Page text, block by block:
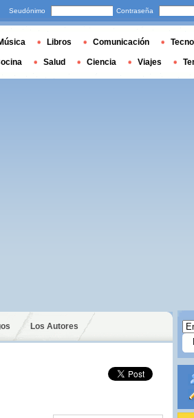
Los Autores
Seudónimo Contraseña
Libros Comunicación
Salud Ciencia Viajes